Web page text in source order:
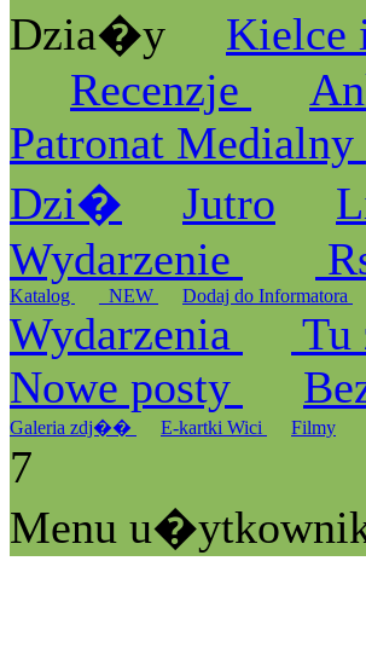
Dzia�y
Kielce
Recenzje
Patronat Medialny
Dzi�
Jutro
Wydarzenie
Katalog _NEW Dodaj do Informatora
Wydarzenia
Tu
Nowe posty
Galeria zdj�� E-kartki Wici Filmy
7
Menu